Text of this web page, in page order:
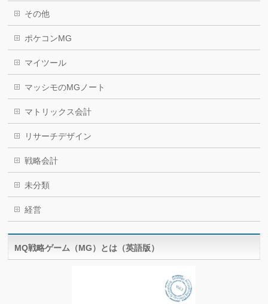
その他
ポケコンMG
マイツール
マッシモのMGノート
マトリックス会計
リサーチデザイン
戦略会計
未分類
経営
MQ戦略ゲーム（MG）とは（英語版）